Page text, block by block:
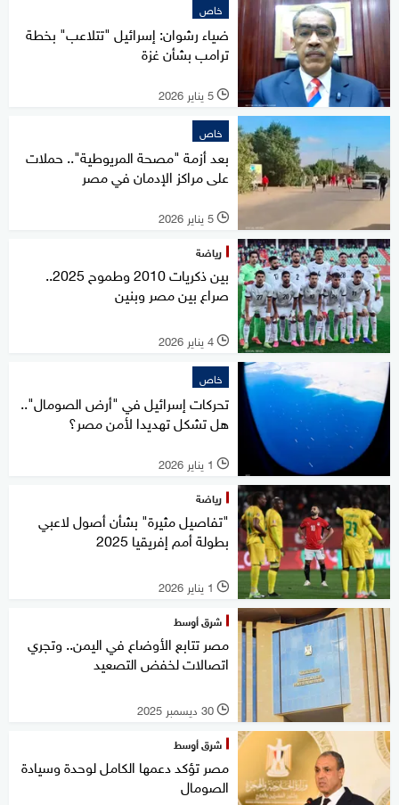
خاص
ضياء رشوان: إسرائيل "تتلاعب" بخطة
ترامب بشأن غزة
l 5 يناير 2026
خاص
بعد أزمة "مصحة المريوطية".. حملات
على مراكز الإدمان في مصر
l 5 يناير 2026
رياضة
بين ذكريات 2010 وطموح 2025..
صراع بين مصر وبنين
l 4 يناير 2026
خاص
تحركات إسرائيل في "أرض الصومال"..
هل تشكل تهديدا لأمن مصر؟
l 1 يناير 2026
رياضة
"تفاصيل مثيرة" بشأن أصول لاعبي
بطولة أمم إفريقيا 2025
l 1 يناير 2026
شرق أوسط
مصر تتابع الأوضاع في اليمن.. وتجري
اتصالات لخفض التصعيد
l 30 ديسمبر 2025
شرق أوسط
مصر تؤكد دعمها الكامل لوحدة وسيادة
الصومال